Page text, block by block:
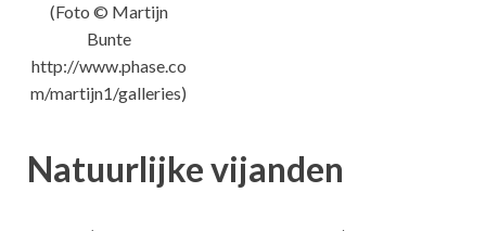
(Foto © Martijn
Bunte
http://www.phase.co
m/martijn1/galleries)
Natuurlijke vijanden